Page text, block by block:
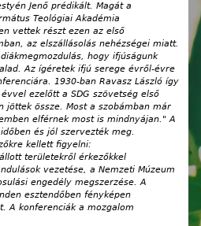
Jenő prédikált. Magát a
Teológiai Akadémia
vettek részt ezen az első
az elszállásolás nehézségei miatt.
hogy ifjúságunk
Az ígéretek ifjú serege évről-évre
1930-ban Ravasz László így
ezelőtt a SDG szövetség első
jöttek össze. Most a szobámban már
elférnek most is mindnyájan." A
és jól szervezték meg.
kellett figyelni:
területekről érkezőkkel
vezetése, a Nemzeti Múzeum
engedély megszerzése. A
esztendőben fényképen
A konferenciák a mozgalom